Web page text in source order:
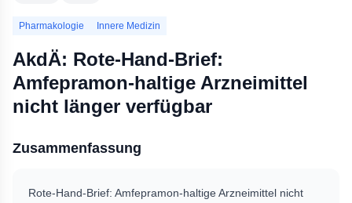
Pharmakologie Innere Medizin
AkdÄ: Rote-Hand-Brief:
Amfepramon-haltige Arzneimittel
nicht länger verfügbar
Zusammenfassung
Rote-Hand-Brief: Amfepramon-haltige Arzneimittel nicht